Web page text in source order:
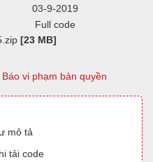
03-9-2019
Full code
[23 MB]
vi phạm bản quyền
mô tả
tải code